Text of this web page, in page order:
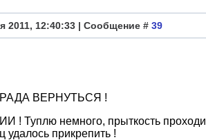
2011, 12:40:33 | Сообщение # 39
ВЕРНУТЬСЯ !
Туплю немного, прыткость
удалось прикрепить !